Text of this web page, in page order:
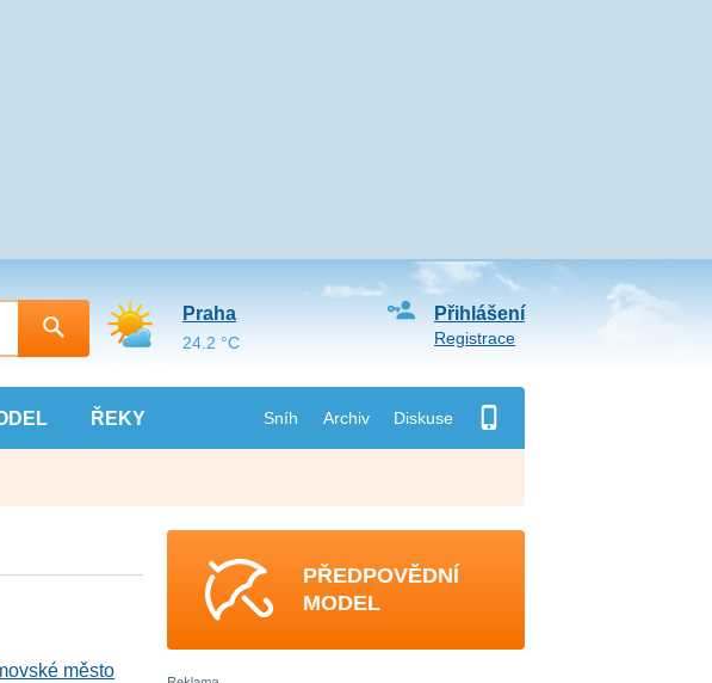
ŘEKY Sníh Archiv Diskuse
Přihlášení
Registrace
Praha
24.2 °C
město
PŘEDPOVĚDNÍ
MODEL